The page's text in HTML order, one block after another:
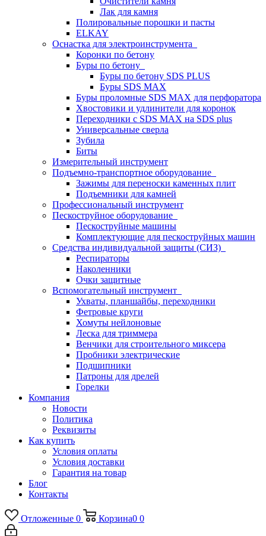
Лак для камня
Полировальные порошки и пасты
ELKAY
Оснастка для электроинструмента
Коронки по бетону
Буры по бетону
Буры по бетону SDS PLUS
Буры SDS MAX
Буры проломные SDS MAX для перфоратора
Хвостовики и удлинители для коронок
Переходники с SDS MAX на SDS plus
Универсальные сверла
Зубила
Биты
Измерительный инструмент
Подъемно-транспортное оборудование
Зажимы для переноски каменных плит
Подъемники для камней
Профессиональный инструмент
Пескоструйное оборудование
Пескоструйные машины
Комплектующие для пескоструйных машин
Средства индивидуальной защиты (СИЗ)
Респираторы
Наколенники
Очки защитные
Вспомогательный инструмент
Ухваты, планшайбы, переходники
Фетровые круги
Хомуты нейлоновые
Леска для триммера
Венчики для строительного миксера
Пробники электрические
Подшипники
Патроны для дрелей
Горелки
Компания
Новости
Политика
Реквизиты
Как купить
Условия оплаты
Условия доставки
Гарантия на товар
Блог
Контакты
Отложенные 0 Корзина0 0